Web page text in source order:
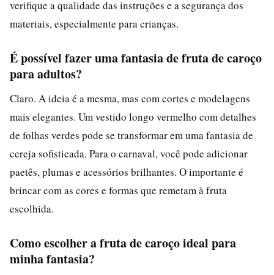
verifique a qualidade das instruções e a segurança dos
materiais, especialmente para crianças.
É possível fazer uma fantasia de fruta de caroço
para adultos?
Claro. A ideia é a mesma, mas com cortes e modelagens
mais elegantes. Um vestido longo vermelho com detalhes
de folhas verdes pode se transformar em uma fantasia de
cereja sofisticada. Para o carnaval, você pode adicionar
paetês, plumas e acessórios brilhantes. O importante é
brincar com as cores e formas que remetam à fruta
escolhida.
Como escolher a fruta de caroço ideal para
minha fantasia?